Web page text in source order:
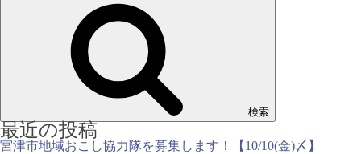
検索
最近の投稿
宮津市地域おこし協力隊を募集します！【10/10(金)〆】